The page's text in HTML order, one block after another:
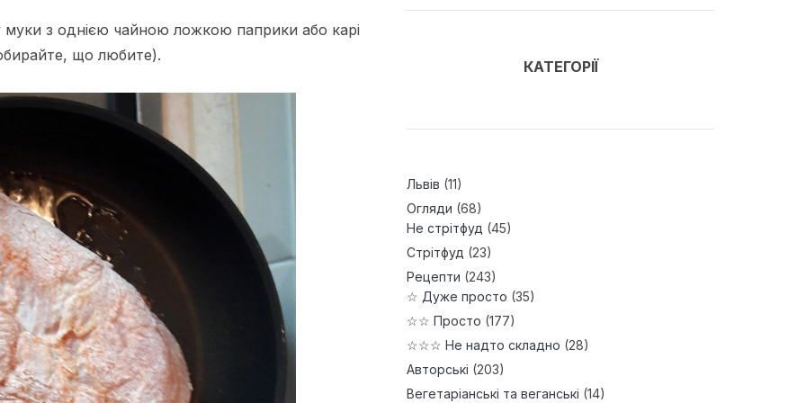
муки з однією чайною ложкою паприки або карі
що любите).
КАТЕГОРІЇ
Львів (11)
Огляди (68)
Не стрітфуд (45)
Стрітфуд (23)
Рецепти (243)
☆ Дуже просто (35)
☆☆ Просто (177)
☆☆☆ Не надто складно (28)
Авторські (203)
Вегетаріанські та веганські (14)